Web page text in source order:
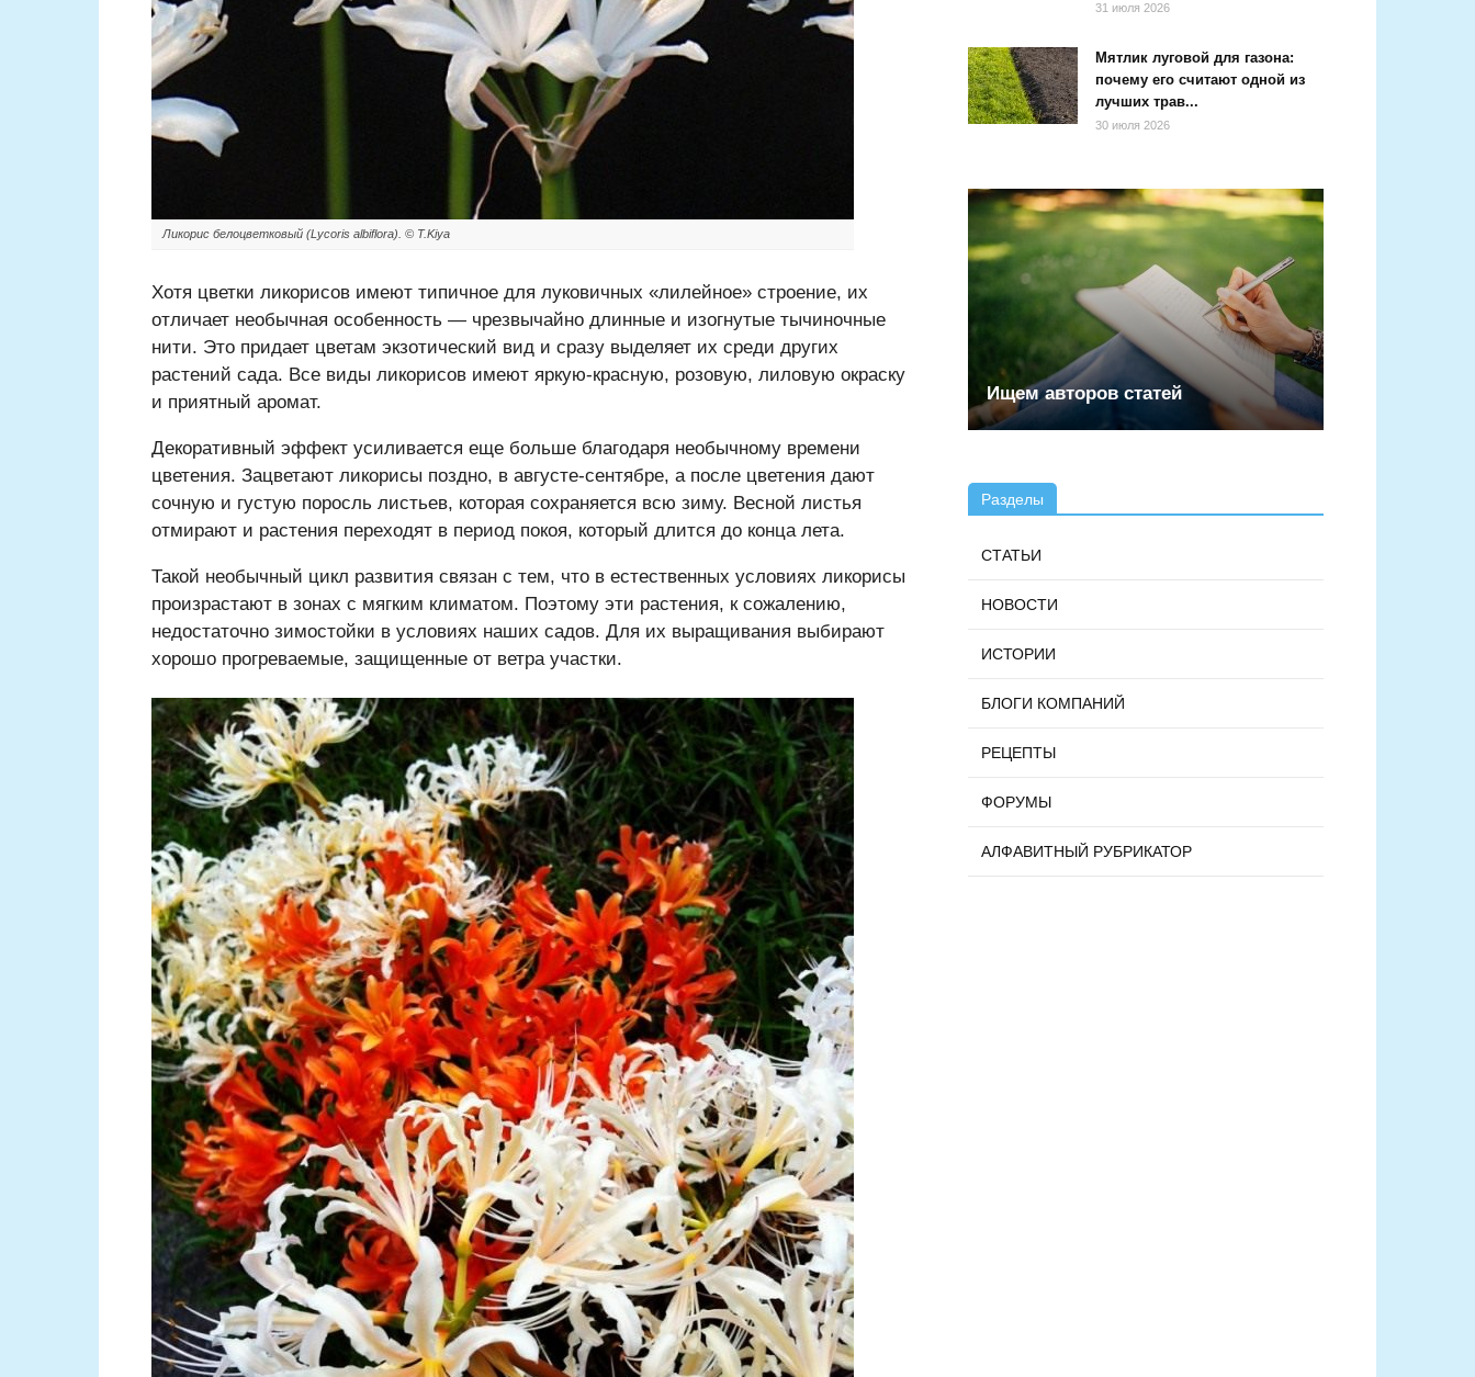
Ликорис белоцветковый (Lycoris albiflora). © T.Kiya
Хотя цветки ликорисов имеют типичное для луковичных «лилейное» строение, их
отличает необычная особенность — чрезвычайно длинные и изогнутые тычиночные
нити. Это придает цветам экзотический вид и сразу выделяет их среди других
растений сада. Все виды ликорисов имеют яркую-красную, розовую, лиловую окраску
и приятный аромат.
Декоративный эффект усиливается еще больше благодаря необычному времени
цветения. Зацветают ликорисы поздно, в августе-сентябре, а после цветения дают
сочную и густую поросль листьев, которая сохраняется всю зиму. Весной листья
отмирают и растения переходят в период покоя, который длится до конца лета.
Такой необычный цикл развития связан с тем, что в естественных условиях ликорисы
произрастают в зонах с мягким климатом. Поэтому эти растения, к сожалению,
недостаточно зимостойки в условиях наших садов. Для их выращивания выбирают
хорошо прогреваемые, защищенные от ветра участки.
31 июля 2026
Мятлик луговой для газона:
почему его считают одной из
лучших трав...
30 июля 2026
Ищем авторов статей
Разделы
СТАТЬИ
НОВОСТИ
ИСТОРИИ
БЛОГИ КОМПАНИЙ
РЕЦЕПТЫ
ФОРУМЫ
АЛФАВИТНЫЙ РУБРИКАТОР